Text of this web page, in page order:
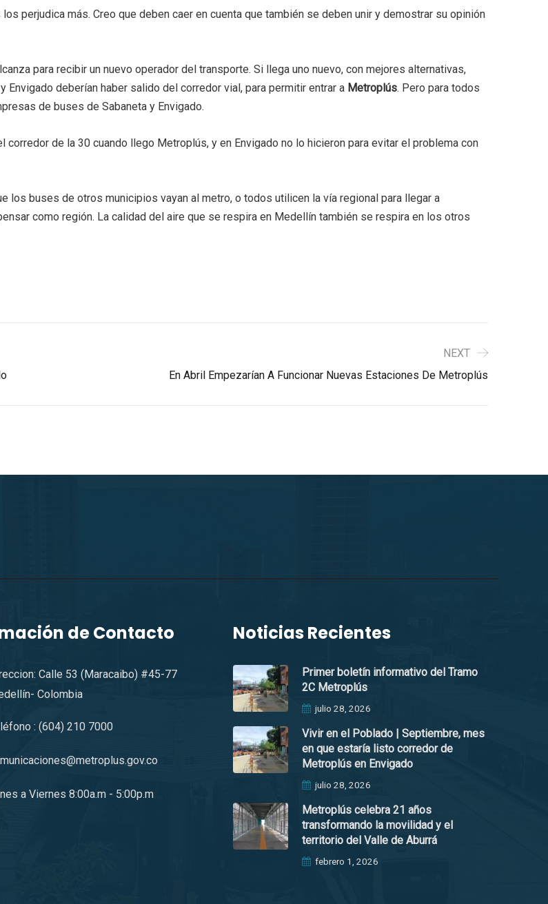
perjudica más. Creo que deben caer en cuenta que también se deben unir y demostrar su opinión
para recibir un nuevo operador del transporte. Si llega uno nuevo, con mejores alternativas,
deberían haber salido del corredor vial, para permitir entrar a Metroplús. Pero para todos
de buses de Sabaneta y Envigado.
de la 30 cuando llego Metroplús, y en Envigado no lo hicieron para evitar el problema con
los buses de otros municipios vayan al metro, o todos utilicen la vía regional para llegar a
como región. La calidad del aire que se respira en Medellín también se respira en los otros
NEXT
En Abril Empezarían A Funcionar Nuevas Estaciones De Metroplús
de Contacto
Calle 53 (Maracaibo) #45-77
Colombia
: (604) 210 7000
a Viernes 8:00a.m - 5:00p.m
Noticias Recientes
Primer boletín informativo del Tramo
2C Metroplús
julio 28, 2026
Vivir en el Poblado | Septiembre, mes
en que estaría listo corredor de
Metroplús en Envigado
julio 28, 2026
Metroplús celebra 21 años
transformando la movilidad y el
territorio del Valle de Aburrá
febrero 1, 2026